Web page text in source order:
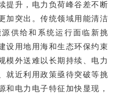
提升，电力负荷峰谷差不断
加突出。传统领域用能清洁
供给和系统运行面临新挑
设用地用海和生态环保约束
模外送难以长期持续、电力
就近利用政策亟待突破等挑
和电力电子特征加快显现，